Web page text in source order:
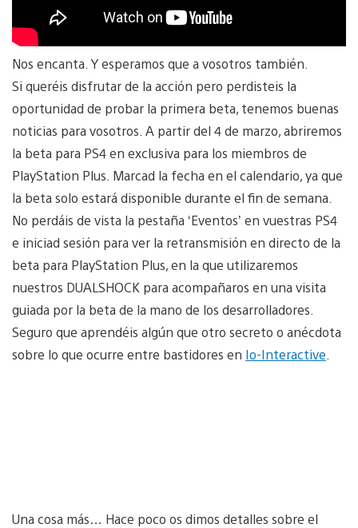
Nos encanta. Y esperamos que a vosotros también.
Si queréis disfrutar de la acción pero perdisteis la
oportunidad de probar la primera beta, tenemos buenas
noticias para vosotros. A partir del 4 de marzo, abriremos
la beta para PS4 en exclusiva para los miembros de
PlayStation Plus. Marcad la fecha en el calendario, ya que
la beta solo estará disponible durante el fin de semana.
No perdáis de vista la pestaña ‘Eventos’ en vuestras PS4
e iniciad sesión para ver la retransmisión en directo de la
beta para PlayStation Plus, en la que utilizaremos
nuestros DUALSHOCK para acompañaros en una visita
guiada por la beta de la mano de los desarrolladores.
Seguro que aprendéis algún que otro secreto o anécdota
sobre lo que ocurre entre bastidores en Io-Interactive
Una cosa más… Hace poco os dimos detalles sobre el